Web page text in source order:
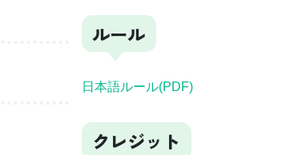
ルール
日本語ルール(PDF)
クレジット